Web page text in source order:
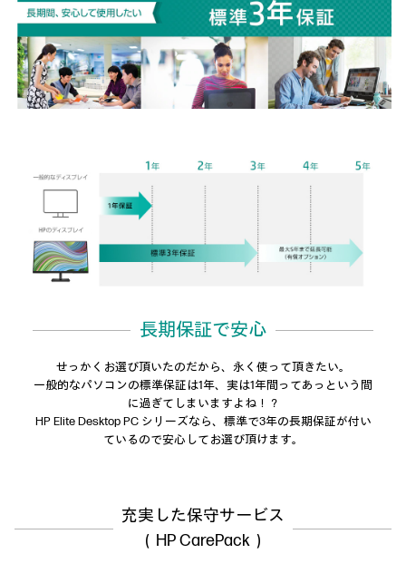
長期保証で安心
せっかくお選び頂いたのだから、永く使って頂きたい。
一般的なパソコンの標準保証は1年、実は1年間ってあっという間
に過ぎてしまいますよね！？
HP Elite Desktop PC シリーズなら、標準で3年の長期保証が付い
ているので安心してお選び頂けます。
充実した保守サービス
（HP CarePack）